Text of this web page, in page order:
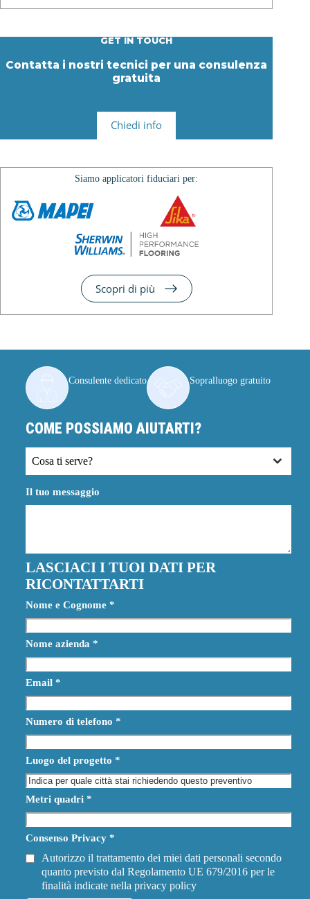
GET IN TOUCH
Contatta i nostri tecnici per una consulenza
gratuita
Chiedi info
Siamo applicatori fiduciari per:
Scopri di più
Consulente dedicato Sopralluogo gratuito
COME POSSIAMO AIUTARTI?
Cosa ti serve?
Il tuo messaggio
LASCIACI I TUOI DATI PER
RICONTATTARTI
Nome e Cognome *
Nome azienda *
Email *
Numero di telefono *
Luogo del progetto *
Metri quadri *
Consenso Privacy *
Autorizzo il trattamento dei miei dati personali secondo
quanto previsto dal Regolamento UE 679/2016 per le
finalità indicate nella privacy policy